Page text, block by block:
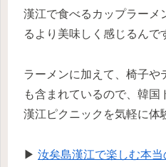
漢江で食べるカップラーメ
るより美味しく感じるんで
ラーメンに加えて、椅子や
も含まれているので、韓国
漢江ピクニックを気軽に体
▶ 汝矣島漢江で楽しむ本